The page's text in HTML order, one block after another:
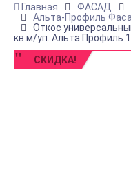
Главная ФАСАД
Альта-Профиль
Откос
кв.м/уп. Альта Профиль
СКИДКА!